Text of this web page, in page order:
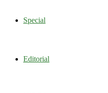
Special
Editorial